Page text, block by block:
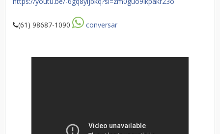
(61) 98687-1090 conversar